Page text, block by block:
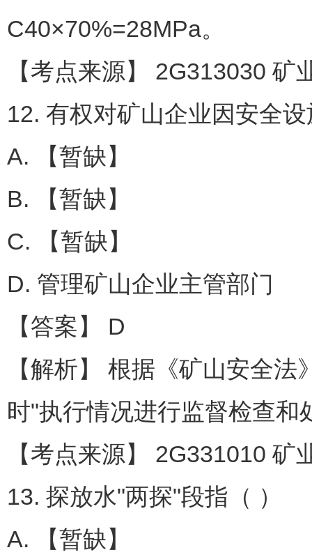
C40×70%=28MPa。
【考点来源】 2G313030
12. 有权对矿山企业因安全
A. 【暂缺】
B. 【暂缺】
C. 【暂缺】
D. 管理矿山企业主管部门
【答案】 D
【解析】 根据《矿山安全
时"执行情况进行监督检查和
【考点来源】 2G331010
13. 探放水"两探"段指（ ）
A. 【暂缺】